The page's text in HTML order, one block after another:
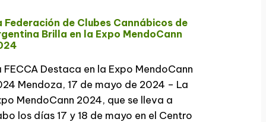
Federación de Clubes Cannábicos de
Brilla en la Expo MendoCann
FECCA Destaca en la Expo MendoCann
Mendoza, 17 de mayo de 2024 – La
MendoCann 2024, que se lleva a
los días 17 y 18 de mayo en el Centro